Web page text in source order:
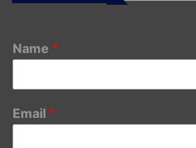
Name *
Email *